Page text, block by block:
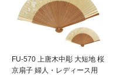
FU-570 上唐木中彫 大短地 桜
京扇子 婦人・レディース用